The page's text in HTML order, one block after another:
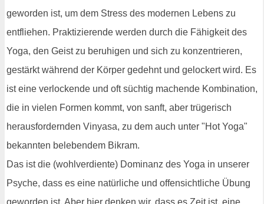
geworden ist, um dem Stress des modernen Lebens zu
entfliehen. Praktizierende werden durch die Fähigkeit des
Yoga, den Geist zu beruhigen und sich zu konzentrieren,
gestärkt während der Körper gedehnt und gelockert wird. Es
ist eine verlockende und oft süchtig machende Kombination,
die in vielen Formen kommt, von sanft, aber trügerisch
herausfordernden Vinyasa, zu dem auch unter "Hot Yoga"
bekannten belebendem Bikram.
Das ist die (wohlverdiente) Dominanz des Yoga in unserer
Psyche, dass es eine natürliche und offensichtliche Übung
geworden ist. Aber hier denken wir, dass es Zeit ist, eine